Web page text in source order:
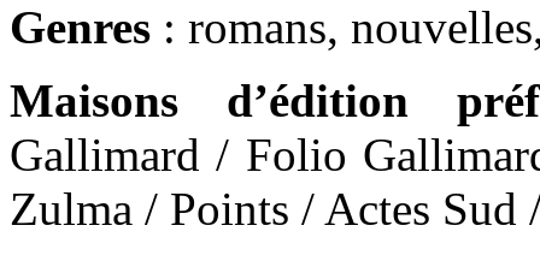
Genres : romans,
Maisons d’édition
Gallimard / Folio
Zulma / Points / Actes Sud